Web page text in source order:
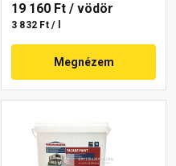
19 160 Ft / vödör
3 832 Ft / l
Megnézem